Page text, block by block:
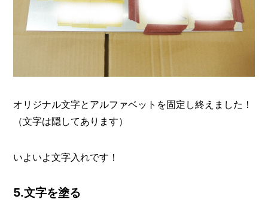
オリジナル文字とアルファベットを固定し終えました！
（文字は隠してあります）
いよいよ文字入れです！
5.文字を塗る